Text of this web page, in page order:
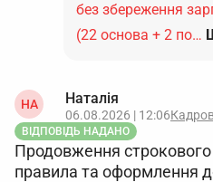
без збереження
(22 основа + 2 по…
НА Наталія
06.08.2026 | 12:06
ВІДПОВІДЬ НАДАНО
Продовження
правила та оформлення